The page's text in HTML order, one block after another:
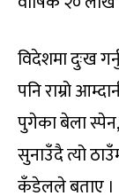
विदेशमा दुःख
पनि राम्रो
पुगेका बेला
सुनाउँदै त्यो
कँडेलले बताए ।